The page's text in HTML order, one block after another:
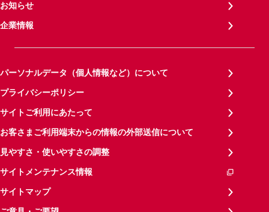
お知らせ
企業情報
パーソナルデータ（個人情報など）について
プライバシーポリシー
サイトご利用にあたって
お客さまご利用端末からの情報の外部送信について
見やすさ・使いやすさの調整
サイトメンテナンス情報
サイトマップ